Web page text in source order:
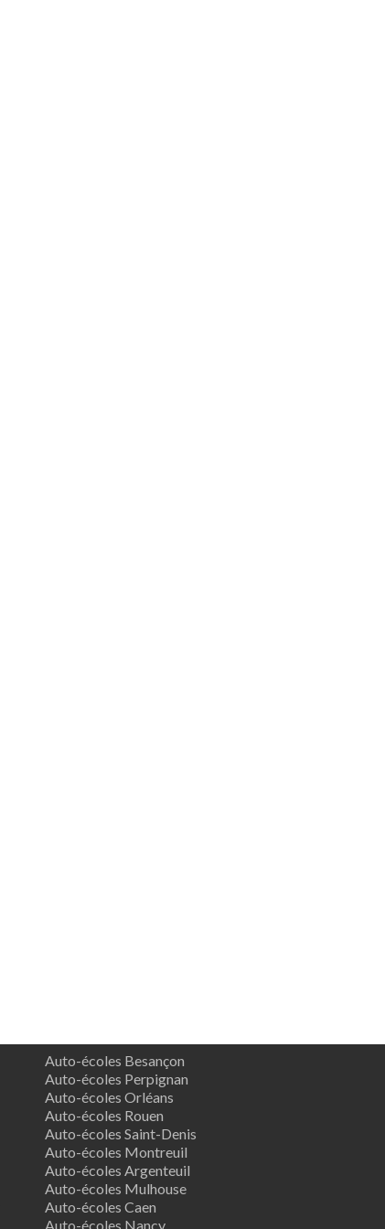
Auto-écoles Besançon
Auto-écoles Perpignan
Auto-écoles Orléans
Auto-écoles Rouen
Auto-écoles Saint-Denis
Auto-écoles Montreuil
Auto-écoles Argenteuil
Auto-écoles Mulhouse
Auto-écoles Caen
Auto-écoles Nancy